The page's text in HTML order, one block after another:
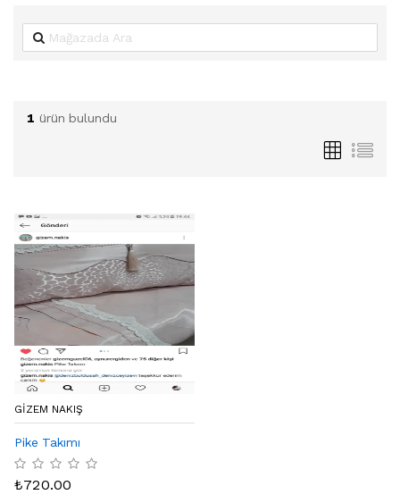
1 ürün bulundu
GIZEM NAKIŞ
Pike Takımı
₺720.00